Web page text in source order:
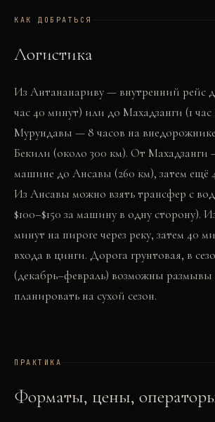
КАК ДОБРАТЬСЯ
Логистика
Из Антананариву — внутренний рейс
час 40 минут) или до Махадзанги (1
Мурундавы — 8 часов на
Бекили (около 300 км). От Махадзанги
машине до Ансавы (260 км), затем ещё
Из Ансавы можно взять трансфер с
$100–$150 за машину в одну сторону).
минут на пироге через реку, затем 40
входа в цинги. Дорога грунтовая, в
(декабрь–февраль) возможны
планировать на сухой сезон.
ПРАКТИКА
Форматы, цены,